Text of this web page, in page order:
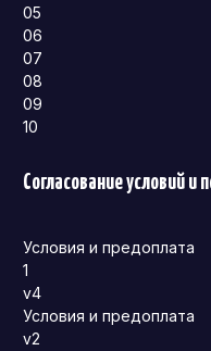
05
06
07
08
09
10
Согласование условий
Условия и предоплата
1
v4
Условия и предоплата
v2